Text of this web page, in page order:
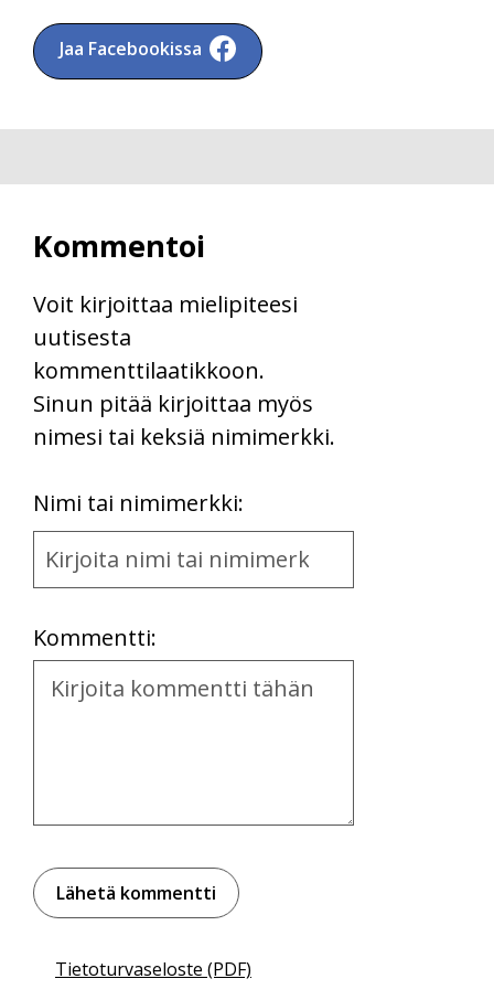
Jaa Facebookissa
Kommentoi
Voit kirjoittaa mielipiteesi
uutisesta
kommenttilaatikkoon.
Sinun pitää kirjoittaa myös
nimesi tai keksiä nimimerkki.
Nimi tai nimimerkki:
Name
and
Kommentti:
Kommentti
Tietoturvaseloste (PDF)